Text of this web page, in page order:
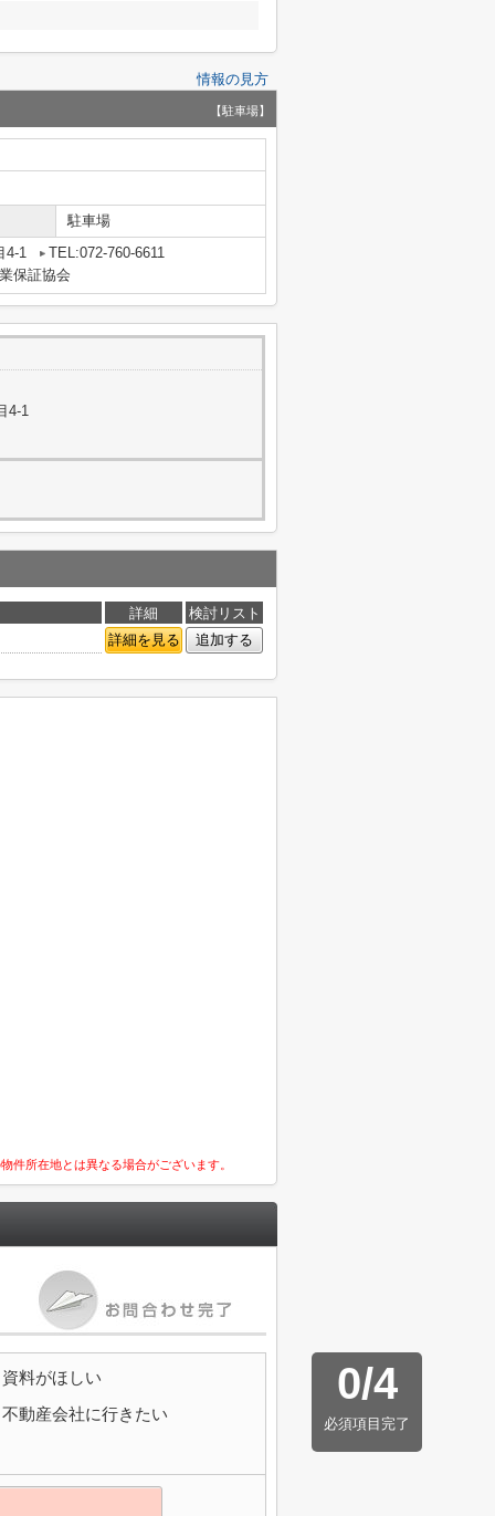
情報の見方
【駐車場】
駐車場
4-1
TEL:072-760-6611
保証協会
4-1
詳細
検討リスト
詳細を見る
追加する
件所在地とは異なる場合がございます。
0/4
必須項目完了
資料がほしい
不動産会社に行きたい